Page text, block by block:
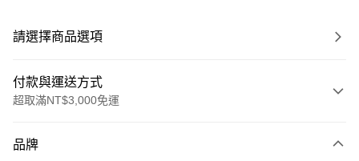
請選擇商品選項
付款與運送方式
超取滿NT$3,000免運
信用卡一次付款
品牌